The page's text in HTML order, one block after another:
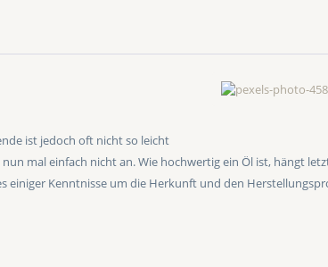
ist jedoch oft nicht so leicht
mal einfach nicht an. Wie hochwertig ein Öl ist, hängt
Kenntnisse um die Herkunft und den